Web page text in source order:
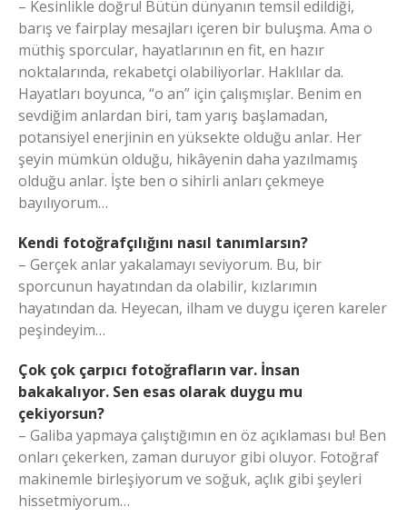
– Kesinlikle doğru! Bütün dünyanın temsil edildiği,
barış ve fairplay mesajları içeren bir buluşma. Ama o
müthiş sporcular, hayatlarının en fit, en hazır
noktalarında, rekabetçi olabiliyorlar. Haklılar da.
Hayatları boyunca, “o an” için çalışmışlar. Benim en
sevdiğim anlardan biri, tam yarış başlamadan,
potansiyel enerjinin en yüksekte olduğu anlar. Her
şeyin mümkün olduğu, hikâyenin daha yazılmamış
olduğu anlar. İşte ben o sihirli anları çekmeye
bayılıyorum…
Kendi fotoğrafçılığını nasıl tanımlarsın?
– Gerçek anlar yakalamayı seviyorum. Bu, bir
sporcunun hayatından da olabilir, kızlarımın
hayatından da. Heyecan, ilham ve duygu içeren kareler
peşindeyim…
Çok çok çarpıcı fotoğrafların var. İnsan
bakakalıyor. Sen esas olarak duygu mu
çekiyorsun?
– Galiba yapmaya çalıştığımın en öz açıklaması bu! Ben
onları çekerken, zaman duruyor gibi oluyor. Fotoğraf
makinemle birleşiyorum ve soğuk, açlık gibi şeyleri
hissetmiyorum…